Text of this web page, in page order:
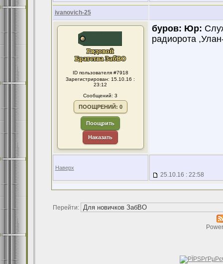
ivanovich-25
ID пользователя #7918
Зарегистрирован: 15.10.16 :
23:12
Сообщений: 3
ПООЩРЕНИЙ: 0
Поощрить
Наказать
буров: Юр:
радиорота
Наверх
25.10.16 : 22:58
Перейти: